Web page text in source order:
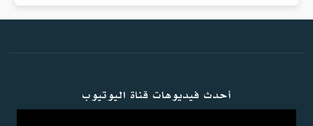
أحدث فيديوهات قناة اليوتيوب